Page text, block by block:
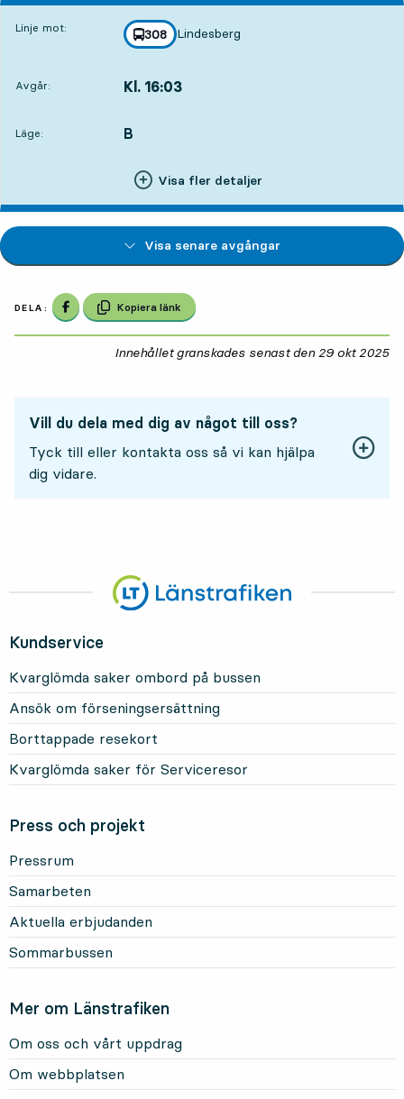
Linje mot: linje
308
mot
Lindesberg
,
Avgår: Kl. 16:03
Läge:
LÄGE, B
,
Visa fler detaljer
Visa senare avgångar
DELA: Dela på Facebook
Kopiera länk
Innehållet granskades senast den 29 okt 2025
Vill du dela med dig av något till oss?
Tyck till eller kontakta oss så vi kan hjälpa
dig vidare.
Kundservice
Kvarglömda saker ombord på bussen
Ansök om förseningsersättning
Borttappade resekort
Kvarglömda saker för Serviceresor
Press och projekt
Pressrum
Samarbeten
Aktuella erbjudanden
Sommarbussen
Mer om Länstrafiken
Om oss och vårt uppdrag
Om webbplatsen